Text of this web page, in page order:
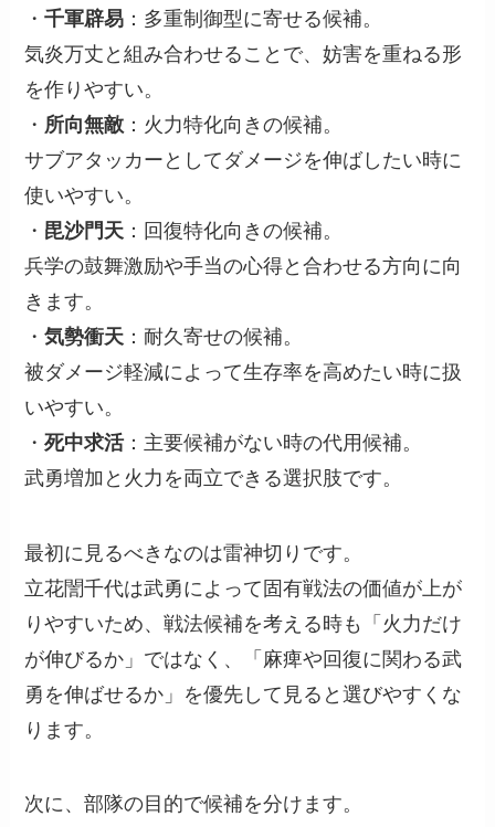
・千軍辟易 ：多重制御型に寄せる候補。
気炎万丈と組み合わせることで、妨害を重ねる形
を作りやすい。
・ 所向無敵 ：火力特化向きの候補。
サブアタッカーとしてダメージを伸ばしたい時に
使いやすい。
・ 毘沙門天 ：回復特化向きの候補。
兵学の鼓舞激励や手当の心得と合わせる方向に向
きます。
・気勢衝天 ：耐久寄せの候補。
被ダメージ軽減によって生存率を高めたい時に扱
いやすい。
・死中求活：主要候補がない時の代用候補。
武勇増加と火力を両立できる選択肢です。
最初に見るべきなのは雷神切りです。
立花誾千代は武勇によって固有戦法の価値が上が
りやすいため、戦法候補を考える時も「火力だけ
が伸びるか」ではなく、「麻痺や回復に関わる武
勇を伸ばせるか」を優先して見ると選びやすくな
ります。
次に、部隊の目的で候補を分けます。